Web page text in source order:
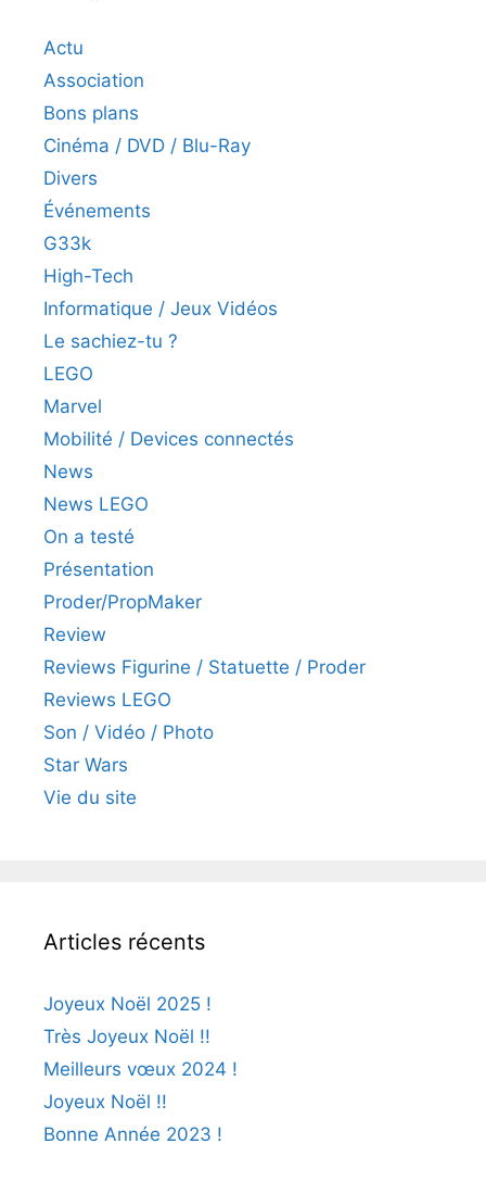
Actu
Association
Bons plans
Cinéma / DVD / Blu-Ray
Divers
Événements
G33k
High-Tech
Informatique / Jeux Vidéos
Le sachiez-tu ?
LEGO
Marvel
Mobilité / Devices connectés
News
News LEGO
On a testé
Présentation
Proder/PropMaker
Review
Reviews Figurine / Statuette / Proder
Reviews LEGO
Son / Vidéo / Photo
Star Wars
Vie du site
Articles récents
Joyeux Noël 2025 !
Très Joyeux Noël !!
Meilleurs vœux 2024 !
Joyeux Noël !!
Bonne Année 2023 !